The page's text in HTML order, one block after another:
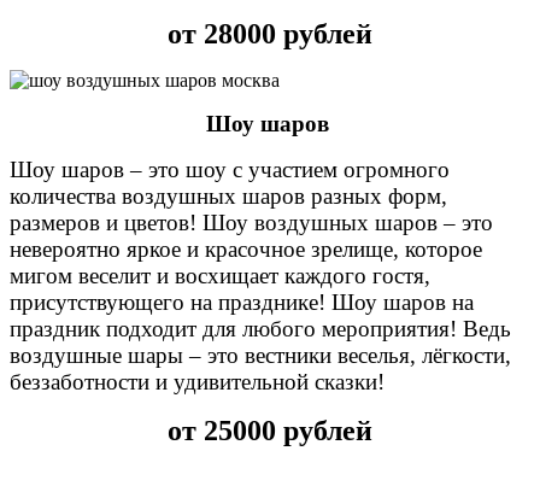
от 28000 рублей
Шоу шаров
Шоу шаров – это шоу с участием огромного
количества воздушных шаров разных форм,
размеров и цветов! Шоу воздушных шаров – это
невероятно яркое и красочное зрелище, которое
мигом веселит и восхищает каждого гостя,
присутствующего на празднике! Шоу шаров на
праздник подходит для любого мероприятия! Ведь
воздушные шары – это вестники веселья, лёгкости,
беззаботности и удивительной сказки!
от 25000 рублей